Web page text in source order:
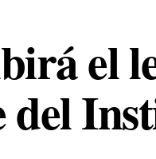
el
del